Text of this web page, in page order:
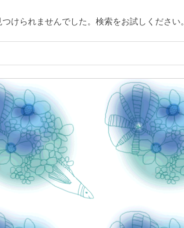
けられませんでした。検索をお試しください。